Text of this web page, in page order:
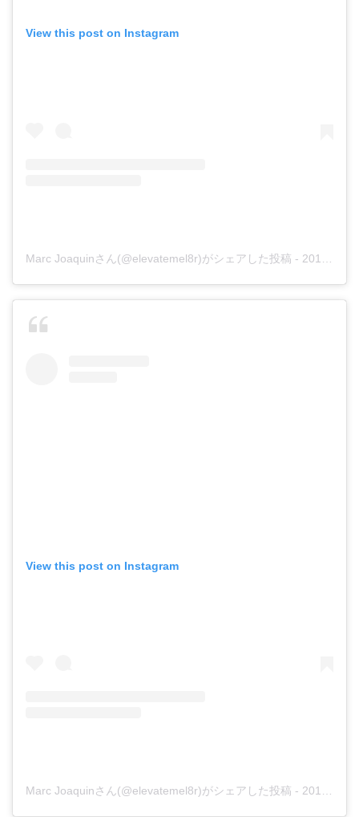
View this post on Instagram
Marc Joaquinさん(@elevatemel8r)がシェアした投稿 - 2016年11月月10日午後5時42分PST
View this post on Instagram
Marc Joaquinさん(@elevatemel8r)がシェアした投稿 - 2016年11月月5日午後4時53分PDT